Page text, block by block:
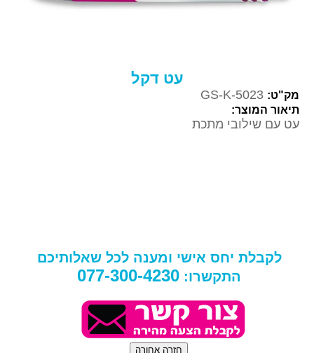
עט דקל
מק"ט: GS-K-5023
תיאור המוצר:
עט עם שילובי מתכת
לקבלת יחס אישי ומענה לכל שאלותיכם
התקשרו: 077-300-4230